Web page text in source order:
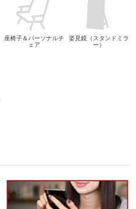
座椅子＆パーソナルチ
ェア
姿見鏡（スタンドミラ
ー）